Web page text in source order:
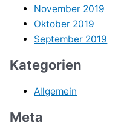
November 2019
Oktober 2019
September 2019
Kategorien
Allgemein
Meta